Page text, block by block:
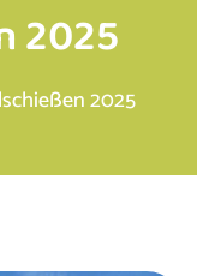
2025
2025